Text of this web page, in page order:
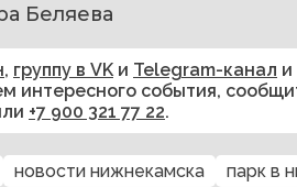
Беляева
, группу в VK и Telegram-канал и
интересного события,
+7 900 321 77 22.
новости нижнекамска парк в